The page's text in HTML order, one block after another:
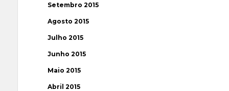
Setembro 2015
Agosto 2015
Julho 2015
Junho 2015
Maio 2015
Abril 2015